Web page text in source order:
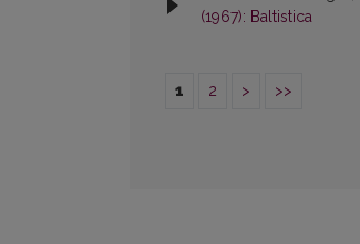
(1967): Baltistica
1 2 > >>